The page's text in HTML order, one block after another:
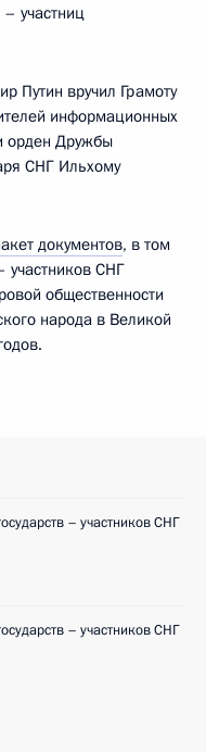
участниц
Путин вручил Грамоту
информационных
орден Дружбы
СНГ Ильхому
документов, в том
участников СНГ
общественности
народа в Великой
– участников СНГ
– участников СНГ